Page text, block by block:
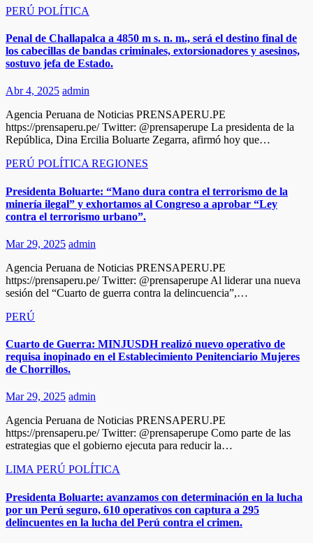
PERÚ POLÍTICA
Penal de Challapalca a 4850 m s. n. m., será el destino final de
los cabecillas de bandas criminales, extorsionadores y asesinos,
sostuvo jefa de Estado.
Abr 4, 2025 admin
Agencia Peruana de Noticias PRENSAPERU.PE
https://prensaperu.pe/ Twitter: @prensaperupe La presidenta de la
República, Dina Ercilia Boluarte Zegarra, afirmó hoy que…
PERÚ POLÍTICAREGIONES
Presidenta Boluarte: “Mano dura contra el terrorismo de la
minería ilegal” y exhortamos al Congreso a aprobar “Ley
contra el terrorismo urbano”.
Mar 29, 2025 admin
Agencia Peruana de Noticias PRENSAPERU.PE
https://prensaperu.pe/ Twitter: @prensaperupe Al liderar una nueva
sesión del “Cuarto de guerra contra la delincuencia”,…
PERÚ
Cuarto de Guerra: MINJUSDH realizó nuevo operativo de
requisa inopinado en el Establecimiento Penitenciario Mujeres
de Chorrillos.
Mar 29, 2025 admin
Agencia Peruana de Noticias PRENSAPERU.PE
https://prensaperu.pe/ Twitter: @prensaperupe Como parte de las
estrategias que el gobierno ejecuta para reducir la…
LIMAPERÚ POLÍTICA
Presidenta Boluarte: avanzamos con determinación en la lucha
por un Perú seguro, 610 operativos con captura a 295
delincuentes en la lucha del Perú contra el crimen.